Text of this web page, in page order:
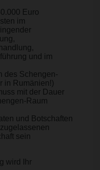
Euro
im
und im
des Schengen-
in Rumänien!)
mit der Dauer
Raum
und Botschaften
sein
wird Ihr